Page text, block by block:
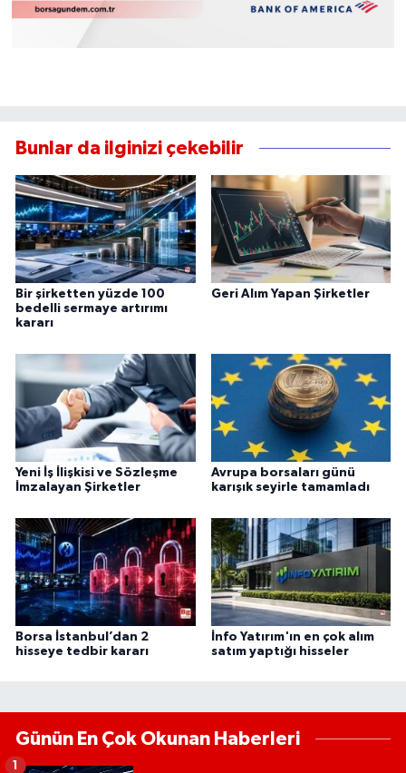
Bunlar da ilginizi çekebilir
Bir şirketten yüzde 100
bedelli sermaye artırımı
kararı
Geri Alım Yapan Şirketler
Yeni İş İlişkisi ve Sözleşme
İmzalayan Şirketler
Avrupa borsaları günü
karışık seyirle tamamladı
Borsa İstanbul’dan 2
hisseye tedbir kararı
İnfo Yatırım'ın en çok alım
satım yaptığı hisseler
Günün En Çok Okunan Haberleri
1